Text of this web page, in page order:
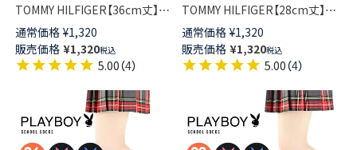
TOMMY HILFIGER【36cm丈】ス
クールソックス ワンポイント
両面刺繍 レディース ハイソッ
クス 【365日最短翌日発送】
93481805
通常価格 ¥1,320
販売価格 ¥1,320税込
5.00（4）
TOMMY HILFIGER【28cm丈】ス
クールソックス ワンポイント
両面刺繍 レディース ハイソッ
クス 【365日最短翌日発送】
93481803
通常価格 ¥1,320
販売価格 ¥1,320税込
5.00（4）